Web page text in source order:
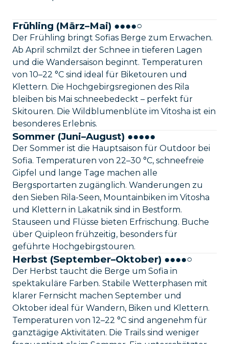
Frühling (März–Mai) ●●●●○
Der Frühling bringt Sofias Berge zum Erwachen.
Ab April schmilzt der Schnee in tieferen Lagen
und die Wandersaison beginnt. Temperaturen
von 10–22 °C sind ideal für Biketouren und
Klettern. Die Hochgebirgsregionen des Rila
bleiben bis Mai schneebedeckt – perfekt für
Skitouren. Die Wildblumenblüte im Vitosha ist ein
besonderes Erlebnis.
Sommer (Juni–August) ●●●●●
Der Sommer ist die Hauptsaison für Outdoor bei
Sofia. Temperaturen von 22–30 °C, schneefreie
Gipfel und lange Tage machen alle
Bergsportarten zugänglich. Wanderungen zu
den Sieben Rila-Seen, Mountainbiken im Vitosha
und Klettern in Lakatnik sind in Bestform.
Stauseen und Flüsse bieten Erfrischung. Buche
über Quipleon frühzeitig, besonders für
geführte Hochgebirgstouren.
Herbst (September–Oktober) ●●●●○
Der Herbst taucht die Berge um Sofia in
spektakuläre Farben. Stabile Wetterphasen mit
klarer Fernsicht machen September und
Oktober ideal für Wandern, Biken und Klettern.
Temperaturen von 12–22 °C sind angenehm für
ganztägige Aktivitäten. Die Trails sind weniger